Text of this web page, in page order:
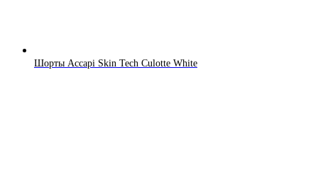
Шорты Accapi Skin Tech Culotte White